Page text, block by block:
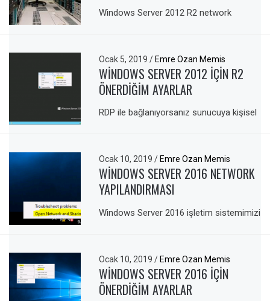
Windows Server 2012 R2 network
Ocak 5, 2019/ Emre Ozan Memis
WINDOWS SERVER 2012 IÇIN R2
ÖNERDIĞIM AYARLAR
RDP ile bağlanıyorsanız sunucuya kişisel
Ocak 10, 2019/ Emre Ozan Memis
WINDOWS SERVER 2016 NETWORK
YAPILANDIRMASI
Windows Server 2016 işletim sistemimizi
Ocak 10, 2019/ Emre Ozan Memis
WINDOWS SERVER 2016 IÇIN
ÖNERDIĞIM AYARLAR